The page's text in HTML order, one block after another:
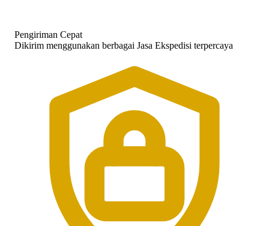
Pengiriman Cepat
Dikirim menggunakan berbagai Jasa Ekspedisi terpercaya